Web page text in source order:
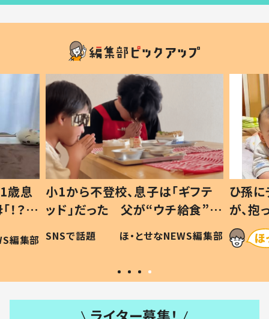
歳息
？」
編集部
小1から不登校、息子は「ギフテ
ッド」だった 父が“ウチ給食”を
作り続ける理由とは #令和の親
#令和の子
SNSで話題 ほ・とせなNEWS編集部
ひ孫
が、
「涙が
い」